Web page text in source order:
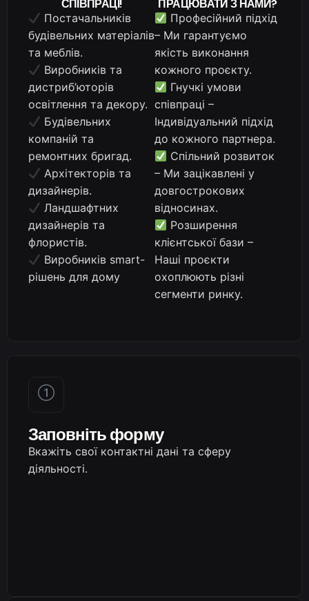
СПІВПРАЦІ!
Постачальників
будівельних матеріалів
та меблів.
Виробників та
дистриб’юторів
освітлення та декору.
Будівельних
компаній та
ремонтних бригад.
Архітекторів та
дизайнерів.
Ландшафтних
дизайнерів та
флористів.
Виробників smart-
рішень для дому
ПРАЦЮВАТИ З НАМИ?
Професійний підхід
– Ми гарантуємо
якість виконання
кожного проєкту.
Гнучкі умови
співпраці –
Індивідуальний підхід
до кожного партнера.
Спільний розвиток
– Ми зацікавлені у
довгострокових
відносинах.
Розширення
клієнтської бази –
Наші проєкти
охоплюють різні
сегменти ринку.
Заповніть форму
Вкажіть свої контактні дані та сферу
діяльності.